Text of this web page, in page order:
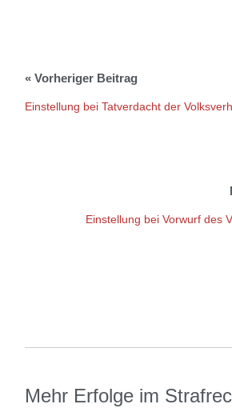
Einstellung bei Tatverdacht der
Einstellung bei Vorwurf des
Mehr Erfolge im